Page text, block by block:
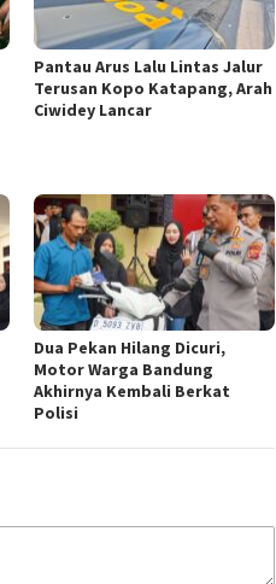
Pantau Arus Lalu Lintas Jalur
Terusan Kopo Katapang, Arah
Ciwidey Lancar
Dua Pekan Hilang Dicuri,
Motor Warga Bandung
Akhirnya Kembali Berkat
Polisi